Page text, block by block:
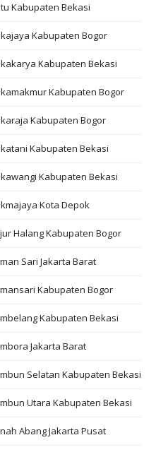
Kabupaten Bekasi
Kabupaten Bogor
Kabupaten Bekasi
Kabupaten Bogor
Kabupaten Bogor
Kabupaten Bekasi
Kabupaten Bekasi
Kota Depok
Halang Kabupaten Bogor
Sari Jakarta Barat
Kabupaten Bogor
Kabupaten Bekasi
Jakarta Barat
Selatan Kabupaten Bekasi
Utara Kabupaten Bekasi
Abang Jakarta Pusat